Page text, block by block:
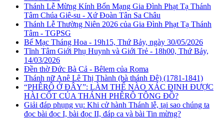
Thánh Lễ Mừng Kính Bổn Mạng Gia Đình Phạt Tạ Thánh
Tâm Chúa Giê-su - Xứ Đoàn Tân Sa Châu
Thánh Lễ Thường Niên 2026 của Gia Đình Phạt Tạ Thánh
Tâm - TGPSG
Bế Mạc Tháng Hoa - 19h15, Thứ Bảy, ngày 30/05/2026
Tĩnh Tâm Giới Phụ Huynh và Giới Trẻ - 18h00, Thứ Bảy,
14/03/2026
Đền thờ Đức Bà Cả - Bêlem của Roma
Thánh nữ Anê Lê Thị Thành (bà thánh Đê) (1781-1841)
“PHÊRÔ Ở ĐÂY”: LÀM THẾ NÀO XÁC ĐỊNH ĐƯỢC
HÀI CỐT CỦA THÁNH PHÊRÔ TÔNG ĐỒ?
Giải đáp phụng vụ: Khi cử hành Thánh lễ, tại sao chúng ta
đọc bài đọc I, bài đọc II, đáp ca và bài Tin mừng?